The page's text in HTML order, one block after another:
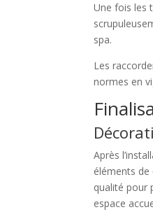
Une fois les
spa.
Les
normes en
Après
éléments de
qualité pour
espace